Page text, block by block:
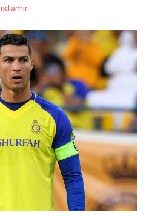
istəmir